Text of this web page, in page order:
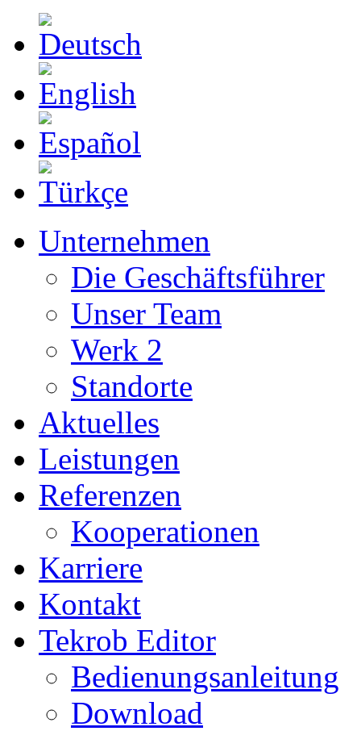
Unternehmen
Die Geschäftsführer
Unser Team
Werk 2
Standorte
Aktuelles
Leistungen
Referenzen
Kooperationen
Karriere
Kontakt
Tekrob Editor
Bedienungsanleitung
Download